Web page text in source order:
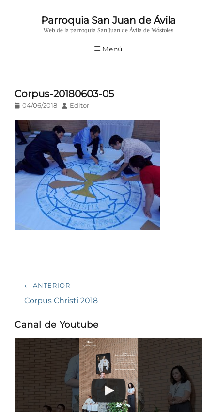
Parroquia San Juan de Ávila
Web de la parroquia San Juan de Ávila de Móstoles
Menú
Corpus-20180603-05
Publicado
04/06/2018 AutorEditor
Navegación
de
entradas
← ANTERIOR
Entrada
Corpus Christi 2018
Canal de Youtube